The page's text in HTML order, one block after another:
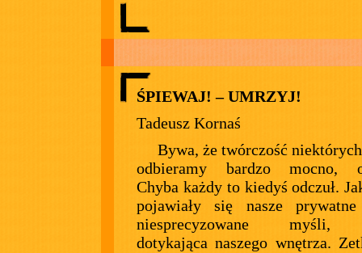
ŚPIEWAJ! – UMRZYJ!
Tadeusz Kornaś
Bywa, że twórczość
odbieramy bardzo mocno,
Chyba każdy to kiedyś odczuł.
pojawiały się nasze prywatne
niesprecyzowane myśli,
dotykająca naszego wnętrza.